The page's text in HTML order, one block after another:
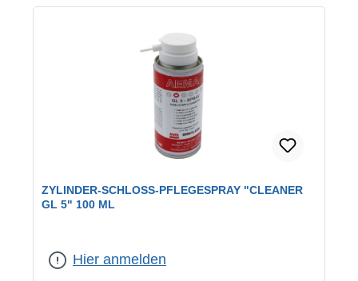
ZYLINDER-SCHLOSS-PFLEGESPRAY "CLEANER
GL 5" 100 ML
Hier anmelden